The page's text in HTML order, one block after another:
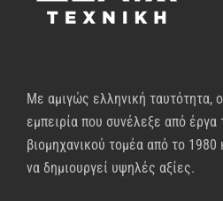
Με αμιγώς ελληνική ταυτότητα,
εμπειρία που συνέλεξε από έργα
βιομηχανικού τομέα από το 1980
να δημιουργεί υψηλές αξίες.